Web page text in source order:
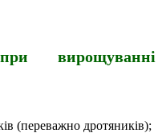
вирощуванні
(переважно дротяників);